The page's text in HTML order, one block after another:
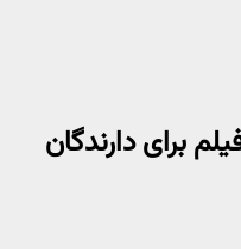
برای دارندگان